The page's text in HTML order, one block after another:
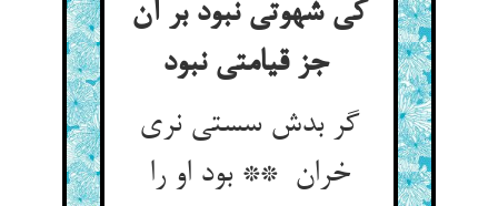
کی شهوتی نبود بر آن
جز قیامتی نبود
گر بدش سستی نری
خران ** بود او را